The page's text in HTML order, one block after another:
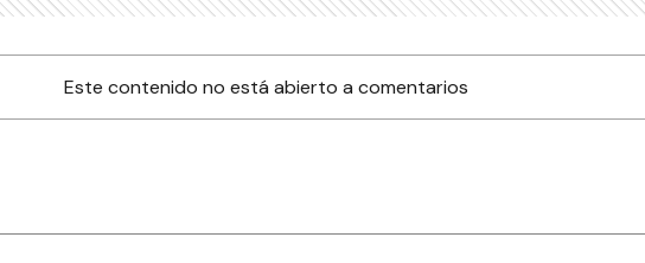
Este contenido no está abierto a comentarios